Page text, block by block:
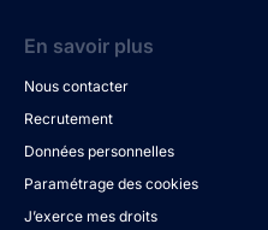
En savoir plus
Nous contacter
Recrutement
Données personnelles
Paramétrage des cookies
J’exerce mes droits